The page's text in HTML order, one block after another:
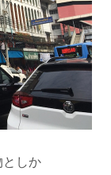
としか